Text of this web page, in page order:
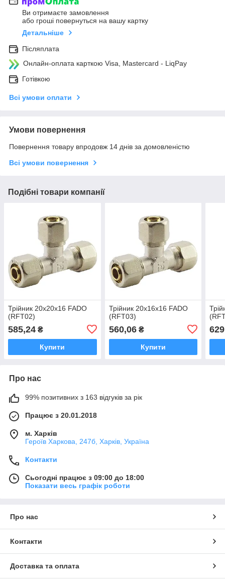
Ви отримаєте замовлення
або гроші повернуться на вашу картку
Детальніше
Післяплата
Онлайн-оплата карткою Visa, Mastercard - LiqPay
Готівкою
Всі умови оплати
Умови повернення
Повернення товару впродовж 14 днів за домовленістю
Всі умови повернення
Подібні товари компанії
Трійник 20х20х16 FADO
(RFT02)
585,24 ₴
Купити
Трійник 20х16х16 FADO
(RFT03)
560,06₴
Купити
Про нас
99% позитивних з 163 відгуків за рік
Працює з 20.01.2018
м. Харків
Героїв Харкова, 247б, Харків, Україна
Контакти
Сьогодні працює з 09:00 до 18:00
Показати весь графік роботи
Про нас
Контакти
Доставка та оплата